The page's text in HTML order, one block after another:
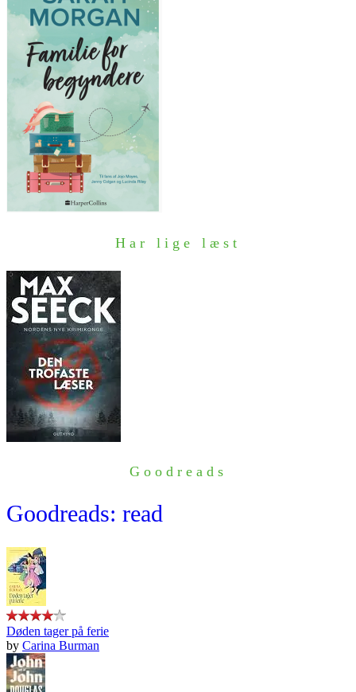
Har lige læst
Goodreads
Goodreads: read
Døden tager på ferie
by Carina Burman